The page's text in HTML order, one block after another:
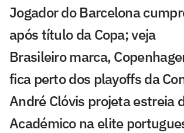
Jogador do Barcelona
após título da Copa; veja
Brasileiro marca,
fica perto dos playoffs da
André Clóvis projeta estreia
Académico na elite